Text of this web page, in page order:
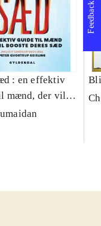
: en effektiv
mænd, der vil
sæd
Feedback